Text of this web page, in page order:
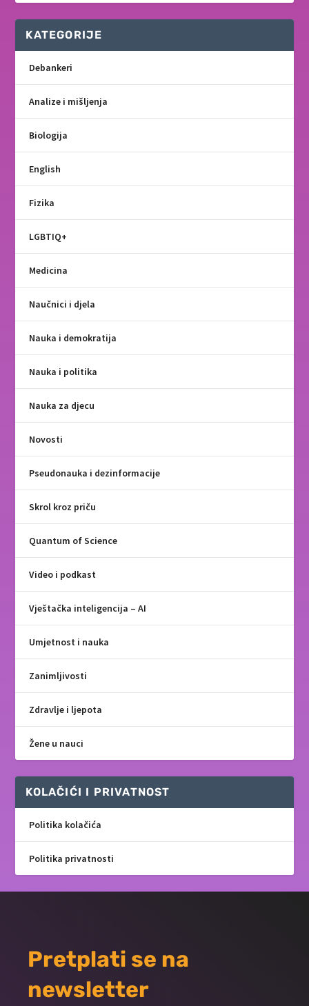
KATEGORIJE
Debankeri
Analize i mišljenja
Biologija
English
Fizika
LGBTIQ+
Medicina
Naučnici i djela
Nauka i demokratija
Nauka i politika
Nauka za djecu
Novosti
Pseudonauka i dezinformacije
Skrol kroz priču
Quantum of Science
Video i podkast
Vještačka inteligencija – AI
Umjetnost i nauka
Zanimljivosti
Zdravlje i ljepota
Žene u nauci
KOLAČIĆI I PRIVATNOST
Politika kolačića
Politika privatnosti
Pretplati se na
newsletter